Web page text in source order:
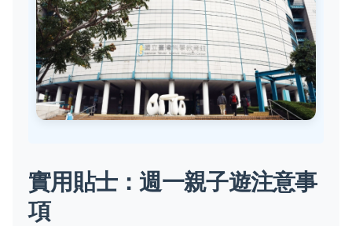
實用貼士：週一親子遊注意事
項